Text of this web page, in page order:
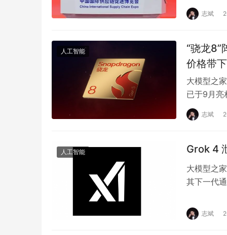
的黑色皮
志斌
人工智能
“骁龙8”
价格带
大模型之
已于9月亮
产品组合
志斌
人工智能 Grok 4
大模型之
其下一代
志斌